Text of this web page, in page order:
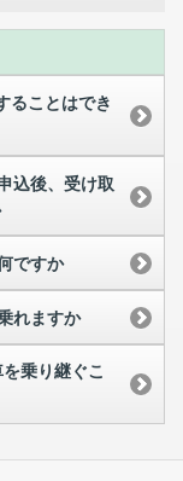
ることはでき
込後、受け取
ですか
れますか
乗り継ぐこ